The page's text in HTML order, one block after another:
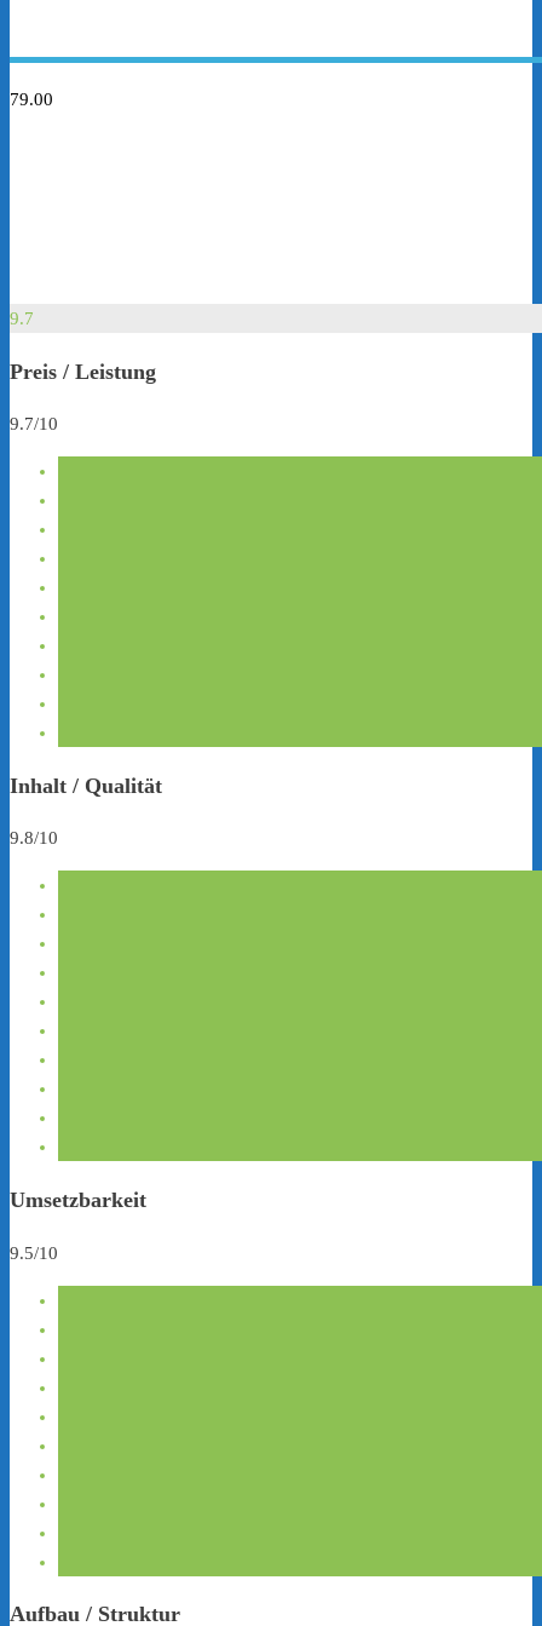
79.00
9.7
Preis / Leistung
9.7/10
Inhalt / Qualität
9.8/10
Umsetzbarkeit
9.5/10
Aufbau / Struktur